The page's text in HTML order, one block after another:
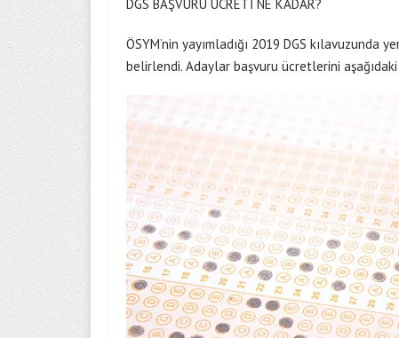
DGS BAŞVURU ÜCRETİ NE KADAR?
ÖSYM’nin yayımladığı 2019 DGS
belirlendi. Adaylar başvuru ücretlerini